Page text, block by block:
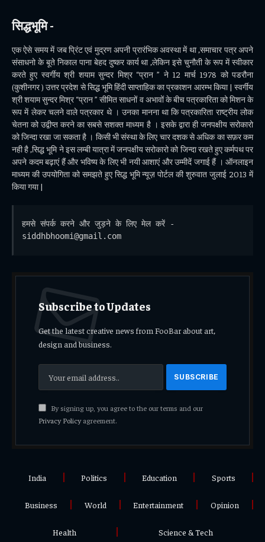
सिद्धभूमि -
एक ऐसे समय में जब प्रिंट एवं मुद्रण अपनी प्रारंभिक अवस्था में था ,समाचार पत्र अपने
संसाधनो के बूते निकाल पाना बेहद दुष्कर कार्य था ,लेकिन इसे चुनौती के रूप में स्वीकार
करते हुए स्वर्गीय श्री शयाम सुन्दर मिश्र “प्रान ” ने 12 मार्च 1978 को पडरौना
(कुशीनगर ) उत्तर प्रदेश से सिद्ध भूमि हिंदी साप्ताहिक का प्रकाशन आरम्भ किया | स्वर्गीय
श्री शयाम सुन्दर मिश्र “प्रान ” सीमित साधनों व अभावों के बीच पत्रकारिता को मिशन के
रूप में लेकर चलने वाले पत्रकार थे । उनका मानना था कि पत्रकारिता राष्ट्रीय लोक
चेतना को उद्वीप्त करने का सबसे सशक्त माध्यम है । इसके द्वारा ही जनपक्षीय सरोकारो
को जिन्दा रखा जा सकता है । किसी भी संस्था के लिए चार दशक से अधिक का सफ़र कम
नही है ,सिद्ध भूमि ने इस लम्बी यात्रा में जनपक्षीय सरोकारो को जिन्दा रखते हुए कर्मपथ पर
अपने कदम बढ़ाएं हैं और भविष्य के लिए भी नयी आशाएं और उम्मीदें जगाई हैं । ऑनलाइन
माध्यम की उपयोगिता को समझते हुए सिद्ध भूमि न्यूज़ पोर्टल की शुरुवात जुलाई 2013 में
किया गया |
हमसे संपर्क करने और जुड़ने के लिए मेल करें -
siddhbhoomi@gmail.com
Subscribe to Updates
Get the latest creative news from FooBar about art,
design and business.
By signing up, you agree to the our terms and our
Privacy Policyagreement.
India Politics Education Sports
Business World Entertainment Opinion
Health Science & Tech